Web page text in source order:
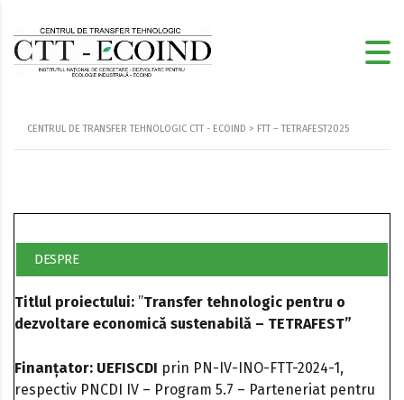
CENTRUL DE TRANSFER TEHNOLOGIC CTT - ECOIND > FTT – TETRAFEST2025
DESPRE
Titlul proiectului: ”Transfer tehnologic pentru o
dezvoltare economică sustenabilă – TETRAFEST”
Finanțator: UEFISCDI prin PN-IV-INO-FTT-2024-1,
respectiv PNCDI IV – Program 5.7 – Parteneriat pentru